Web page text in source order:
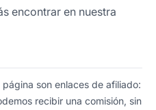
encontrar en nuestra
son enlaces de afiliado:
recibir una comisión, sin